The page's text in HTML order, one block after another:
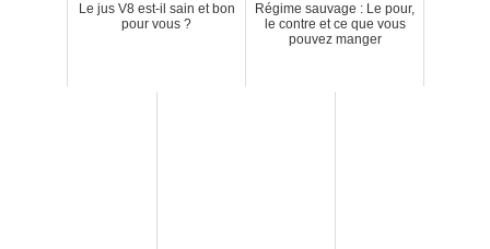
Le jus V8 est-il sain et bon
pour vous ?
Régime sauvage : Le pour,
le contre et ce que vous
pouvez manger